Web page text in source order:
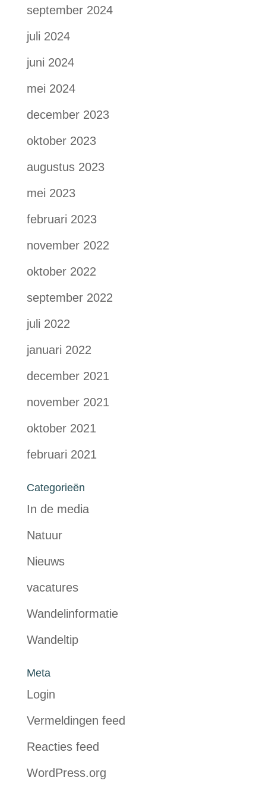
september 2024
juli 2024
juni 2024
mei 2024
december 2023
oktober 2023
augustus 2023
mei 2023
februari 2023
november 2022
oktober 2022
september 2022
juli 2022
januari 2022
december 2021
november 2021
oktober 2021
februari 2021
Categorieën
In de media
Natuur
Nieuws
vacatures
Wandelinformatie
Wandeltip
Meta
Login
Vermeldingen feed
Reacties feed
WordPress.org